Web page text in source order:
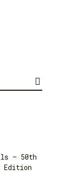
– 50th
Edition